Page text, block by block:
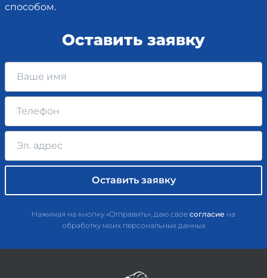
способом.
Оставить заявку
Нажимая на кнопку «Отправить», даю свое согласие на
обработку моих персональных данных